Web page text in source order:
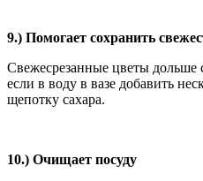
9.) Помогает сохранить
Свежесрезанные цветы дольше
если в воду в вазе добавить
щепотку сахара.
10.) Очищает посуду